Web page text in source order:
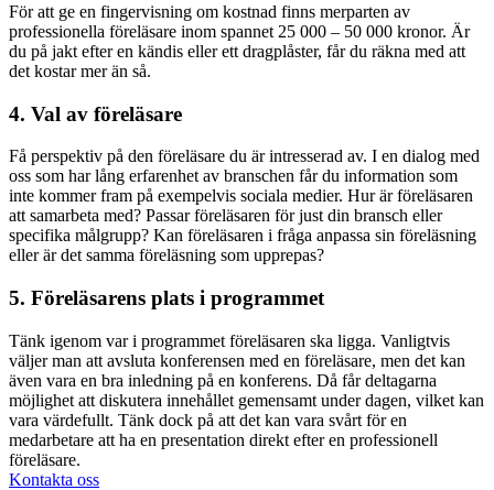
För att ge en fingervisning om kostnad finns merparten av
professionella föreläsare inom spannet 25 000 – 50 000 kronor. Är
du på jakt efter en kändis eller ett dragplåster, får du räkna med att
det kostar mer än så.
4. Val av föreläsare
Få perspektiv på den föreläsare du är intresserad av. I en dialog med
oss som har lång erfarenhet av branschen får du information som
inte kommer fram på exempelvis sociala medier. Hur är föreläsaren
att samarbeta med? Passar föreläsaren för just din bransch eller
specifika målgrupp? Kan föreläsaren i fråga anpassa sin föreläsning
eller är det samma föreläsning som upprepas?
5. Föreläsarens plats i programmet
Tänk igenom var i programmet föreläsaren ska ligga. Vanligtvis
väljer man att avsluta konferensen med en föreläsare, men det kan
även vara en bra inledning på en konferens. Då får deltagarna
möjlighet att diskutera innehållet gemensamt under dagen, vilket kan
vara värdefullt. Tänk dock på att det kan vara svårt för en
medarbetare att ha en presentation direkt efter en professionell
föreläsare.
Kontakta oss